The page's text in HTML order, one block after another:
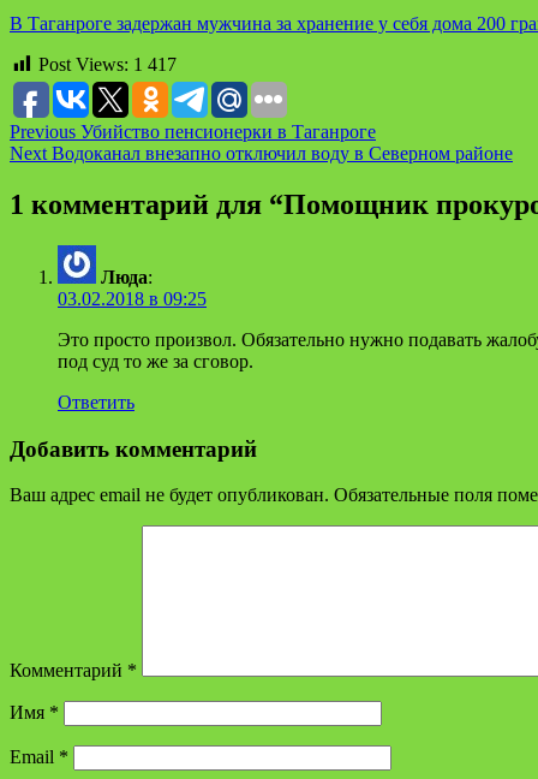
В Таганроге задержан мужчина за хранение у себя дома 200
Post Views: 1 417
Continue
Reading
Previous Убийство пенсионерки в Таганроге
Next Водоканал внезапно отключил воду в Северном районе
1 комментарий для “Помощник
Люда:
03.02.2018 в 09:25
Это просто произвол. Обязательно нужно подавать
под суд то же за сговор.
Ответить
Добавить комментарий
Ваш адрес email не будет опубликован. Обязательные поля
Комментарий *
Имя *
Email *